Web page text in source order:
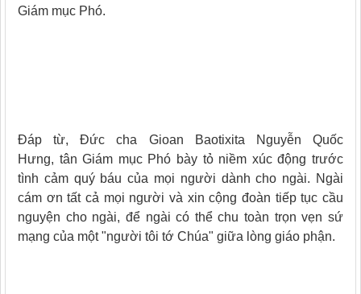
Giám mục Phó.
Đáp từ, Đức cha Gioan Baotixita Nguyễn Quốc
Hưng, tân Giám mục Phó bày tỏ niềm xúc động trước
tình cảm quý báu của mọi người dành cho ngài. Ngài
cám ơn tất cả mọi người và xin cộng đoàn tiếp tục cầu
nguyện cho ngài, để ngài có thể chu toàn trọn vẹn sứ
mạng của một "người tôi tớ Chúa" giữa lòng giáo phận.